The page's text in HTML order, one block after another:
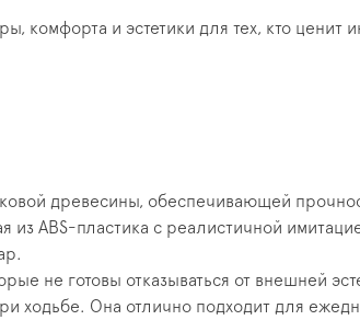
комфорта и эстетики для тех, кто ценит
древесины, обеспечивающей
ABS-пластика с реалистичной
не готовы отказываться от внешней
ходьбе. Она отлично подходит для